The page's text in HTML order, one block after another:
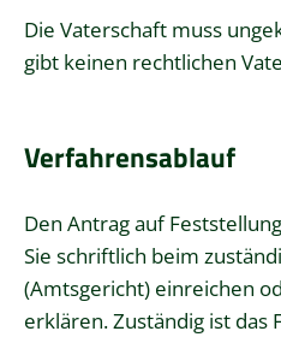
Die Vaterschaft muss
gibt keinen rechtlichen
Verfahrensablauf
Den Antrag auf
Sie schriftlich beim
(Amtsgericht) einreichen
erklären. Zuständig ist das